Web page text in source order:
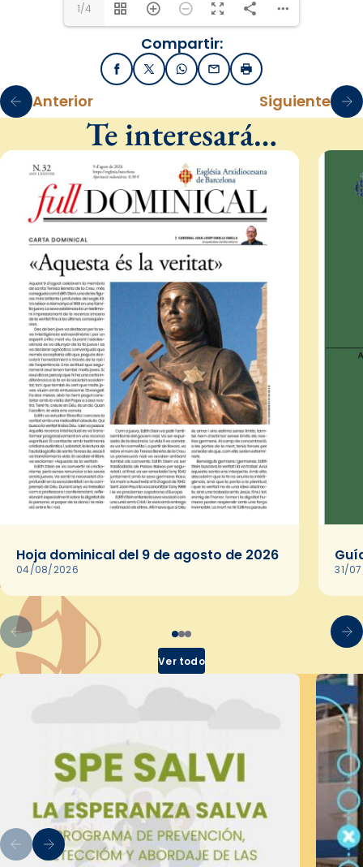
1/4
Compartir:
FacebookX / TwitterWhatsApp
EmailImprimir
Anterior Siguiente
Te interesará…
Hoja dominical del 9 de agosto de 2026
04/08/2026 31/
Ver todo